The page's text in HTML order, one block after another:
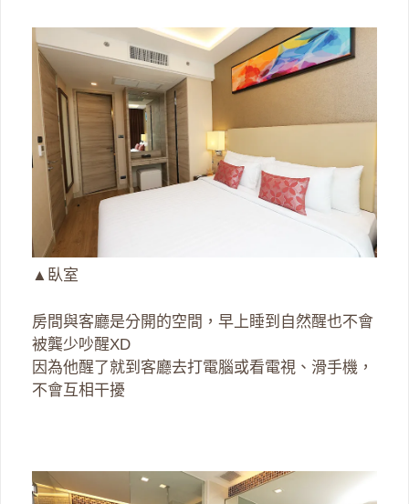
▲臥室
房間與客廳是分開的空間，早上睡到自然醒也不會
被龔少吵醒XD
因為他醒了就到客廳去打電腦或看電視、滑手機，
不會互相干擾